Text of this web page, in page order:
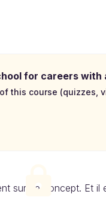
for careers with
this course (quizzes,
sur ce concept. Et il